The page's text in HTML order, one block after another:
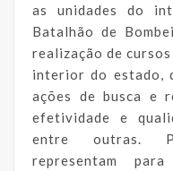
as unidades do
Batalhão de
realização de
interior do estado,
ações de busca e
efetividade e
entre outras.
representam